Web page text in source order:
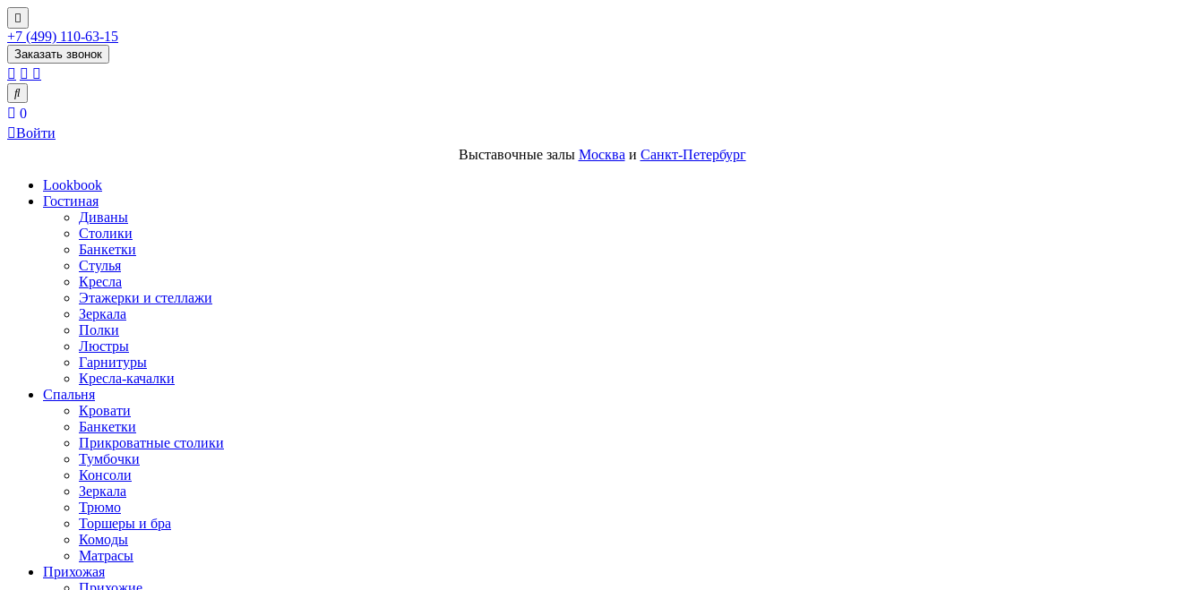
+7 (499) 110-63-15
Заказать звонок
0
Войти
Выставочные залы Москва и Санкт-Петербург
Lookbook
Гостиная
Диваны
Столики
Банкетки
Стулья
Кресла
Этажерки и стеллажи
Зеркала
Полки
Люстры
Гарнитуры
Кресла-качалки
Спальня
Кровати
Банкетки
Прикроватные столики
Тумбочки
Консоли
Зеркала
Трюмо
Торшеры и бра
Комоды
Матрасы
Прихожая